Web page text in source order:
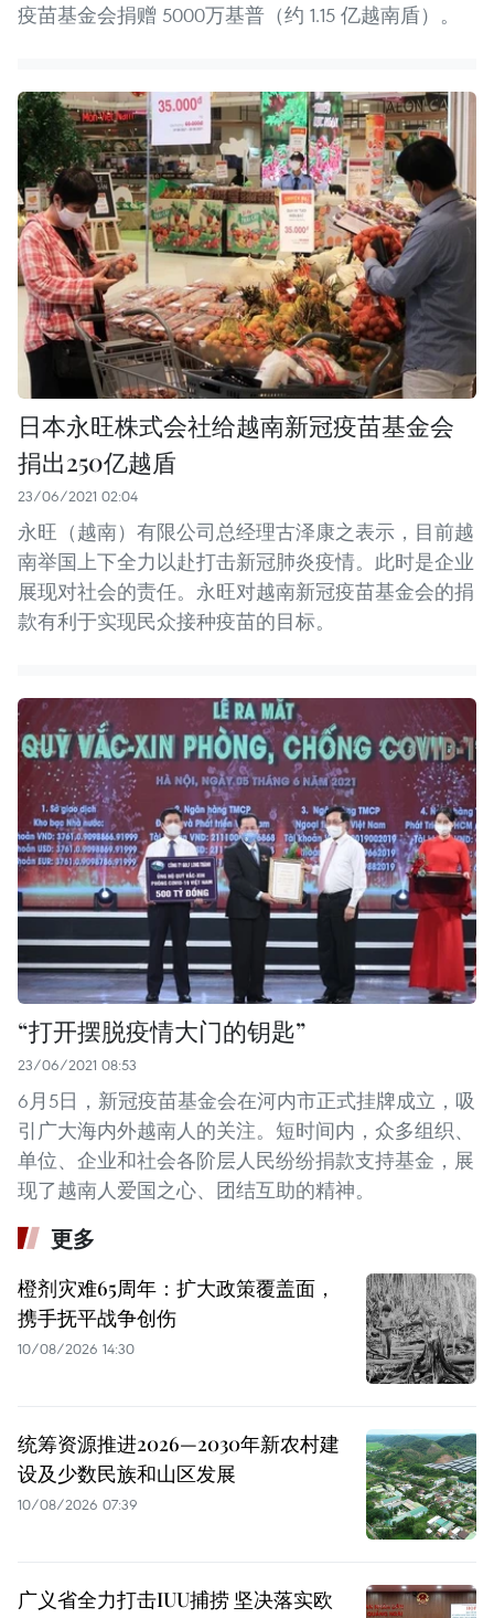
疫苗基金会捐赠 5000万基普（约 1.15 亿越南盾）。
日本永旺株式会社给越南新冠疫苗基金会
捐出250亿越盾
23/06/2021 02:04
永旺（越南）有限公司总经理古泽康之表示，目前越
南举国上下全力以赴打击新冠肺炎疫情。此时是企业
展现对社会的责任。永旺对越南新冠疫苗基金会的捐
款有利于实现民众接种疫苗的目标。
“打开摆脱疫情大门的钥匙”
23/06/2021 08:53
6月5日，新冠疫苗基金会在河内市正式挂牌成立，吸
引广大海内外越南人的关注。短时间内，众多组织、
单位、企业和社会各阶层人民纷纷捐款支持基金，展
现了越南人爱国之心、团结互助的精神。
更多
橙剂灾难65周年：扩大政策覆盖面，
携手抚平战争创伤
10/08/2026 14:30
统筹资源推进2026—2030年新农村建
设及少数民族和山区发展
10/08/2026 07:39
广义省全力打击IUU捕捞 坚决落实欧